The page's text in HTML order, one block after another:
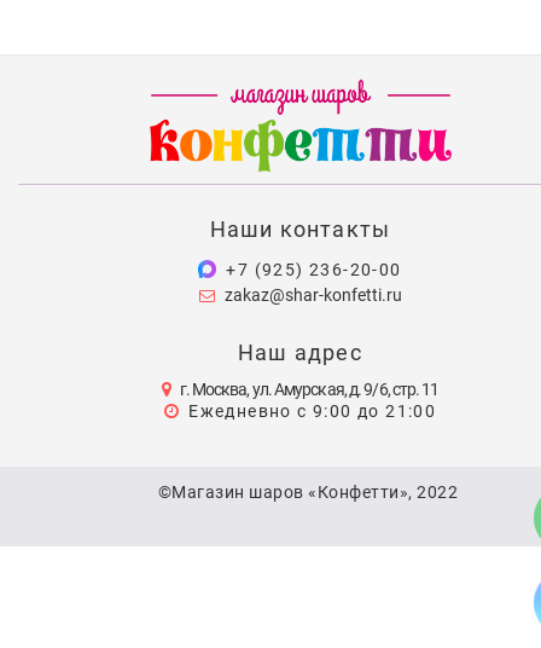
Наши контакты
+7 (925) 236-20-00
zakaz@shar-konfetti.ru
Наш адрес
г. Москва, ул. Амурская, д. 9/6, стр. 11
Ежедневно с 9:00 до 21:00
©Магазин шаров «Конфетти», 2022